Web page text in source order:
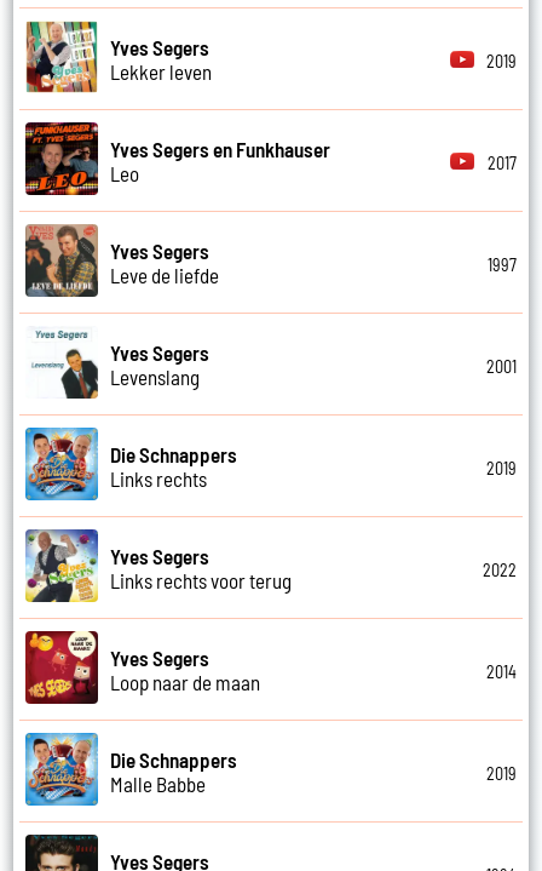
Yves Segers
Lekker leven
2019
Yves Segers en Funkhauser
Leo
2017
Yves Segers
Leve de liefde
1997
Yves Segers
Levenslang
2001
Die Schnappers
Links rechts
2019
Yves Segers
Links rechts voor terug
2022
Yves Segers
Loop naar de maan
2014
Die Schnappers
Malle Babbe
2019
Yves Segers